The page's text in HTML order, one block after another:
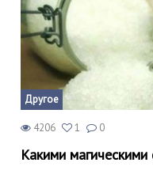
Другое
4206 1 0
Какими